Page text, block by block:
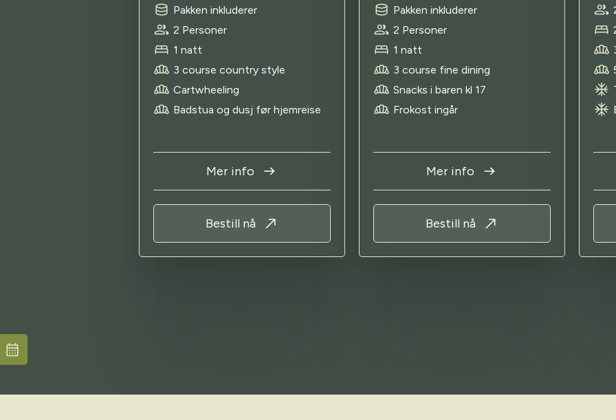
Pakken inkluderer
2 Personer
1 natt
3 course country style
Cartwheeling
Badstua og dusj før hjemreise
Mer info
Bestill nå
Pakken inkluderer
2 Personer
1 natt
3 course fine dining
Snacks i baren kl 17
Frokost ingår
Mer info
Bestill nå